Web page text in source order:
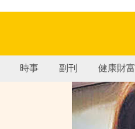
時事 副刊 健康財富